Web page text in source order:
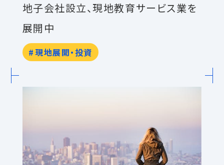
地子会社設立、現地教育サービス業を
展開中
現地展開・投資